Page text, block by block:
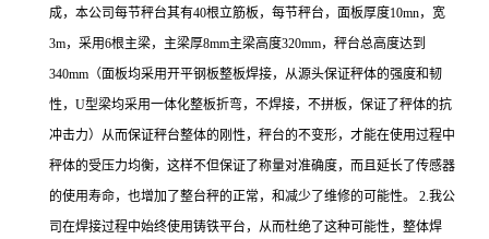
成，本公司每节秤台其有40根立筋板，每节秤台，面板厚度10mn，宽
3m，采用6根主梁，主梁厚8mm主梁高度320mm，秤台总高度达到
340mm（面板均采用开平钢板整板焊接，从源头保证秤体的强度和韧
性，U型梁均采用一体化整板折弯，不焊接，不拼板，保证了秤体的抗
冲击力）从而保证秤台整体的刚性，秤台的不变形，才能在使用过程中
秤体的受压力均衡，这样不但保证了称量对准确度，而且延长了传感器
的使用寿命，也增加了整台秤的正常，和减少了维修的可能性。 2.我公
司在焊接过程中始终使用铸铁平台，从而杜绝了这种可能性，整体焊